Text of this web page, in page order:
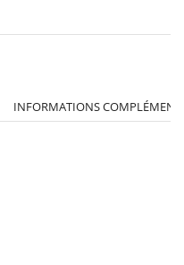
INFORMATIONS